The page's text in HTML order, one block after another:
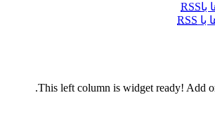
باRSS
با RSS
This left column is widget ready! Add